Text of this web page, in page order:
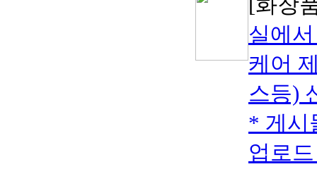
실에
케어
스등)
* 게시
업로